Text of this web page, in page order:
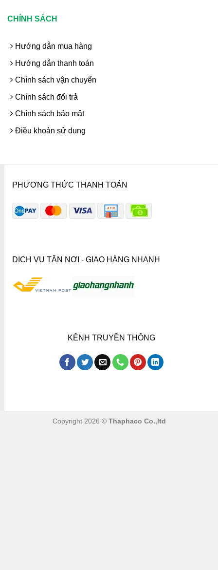
CHÍNH SÁCH
Hướng dẫn mua hàng
Hướng dẫn thanh toán
Chính sách vận chuyển
Chính sách đổi trả
Chính sách bảo mật
Điều khoản sử dụng
PHƯƠNG THỨC THANH TOÁN
DỊCH VỤ TẬN NƠI - GIAO HÀNG NHANH
KÊNH TRUYỀN THÔNG
Copyright 2026 © Thaphaco Co.,ltd